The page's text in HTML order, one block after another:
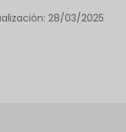
28/03/2025